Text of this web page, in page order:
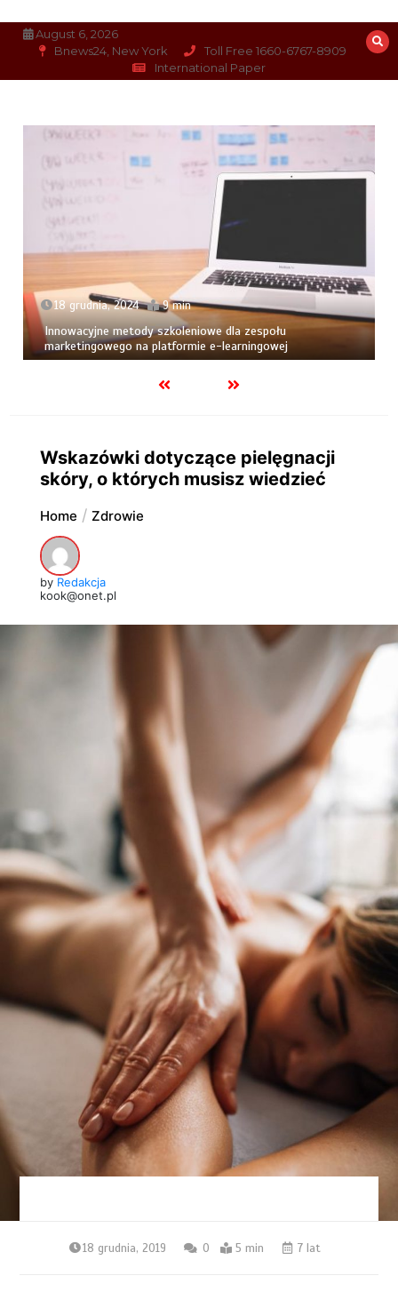
content
August 6, 2026
Bnews24, New York
Toll Free 1660-6767-8909
International Paper
18 grudnia, 2024 9 min
Innowacyjne metody szkoleniowe dla zespołu
marketingowego na platformie e-learningowej
Wskazówki dotyczące pielęgnacji
skóry, o których musisz wiedzieć
Home Zdrowie
by Redakcja
kook@onet.pl
18 grudnia, 2019 0 5 min 7 lat